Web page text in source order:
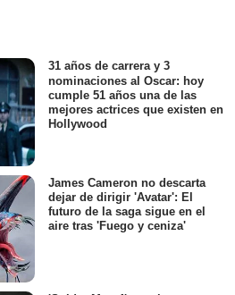
31 años de carrera y 3
nominaciones al Oscar: hoy
cumple 51 años una de las
mejores actrices que existen en
Hollywood
James Cameron no descarta
dejar de dirigir 'Avatar': El
futuro de la saga sigue en el
aire tras 'Fuego y ceniza'